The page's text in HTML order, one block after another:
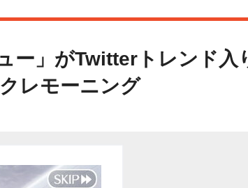
ー」がTwitterトレンド入
レモーニング